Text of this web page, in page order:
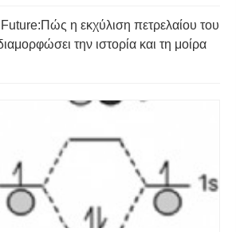
η εκχύλιση πετρελαίου του
την ιστορία και τη μοίρα